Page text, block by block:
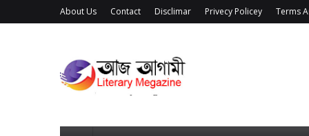
About Us Contact Disclimar Privecy Policey Terms